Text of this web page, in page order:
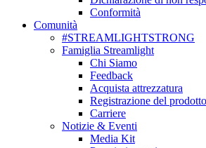
Conformità
Comunità
#STREAMLIGHTSTRONG
Famiglia Streamlight
Chi Siamo
Feedback
Acquista attrezzatura
Registrazione del prodotto
Carriere
Notizie & Eventi
Media Kit